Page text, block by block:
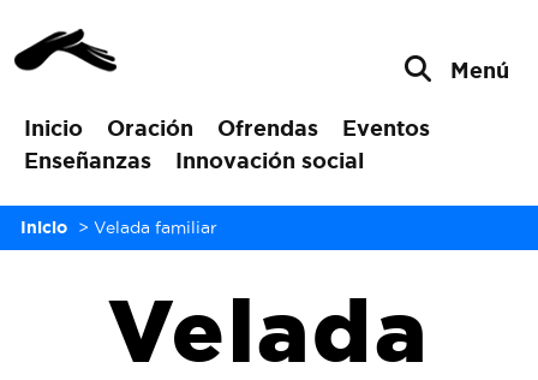
Inicio Oración Ofrendas
Eventos
Enseñanzas
Innovación social
Menú
Inicio > Velada familiar
Velada